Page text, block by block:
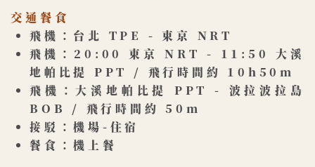
交通餐食
飛機：台北 TPE - 東京 NRT
飛機：20:00 東京 NRT - 11:50 大溪
地帕比提 PPT / 飛行時間​約 10h50m
飛機：大溪地帕比提 PPT - 波拉波拉島
BOB / 飛行時間約 50m
接駁：機場-住宿
餐食：機上餐